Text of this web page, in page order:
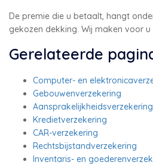
De premie die u betaalt, hangt
gekozen dekking. Wij maken voor
Gerelateerde
Computer- en
Gebouwenverzekering
Aansprakelijkheidsverzekering
Kredietverzekering
CAR-verzekering
Rechtsbijstandverzekering
Inventaris- en